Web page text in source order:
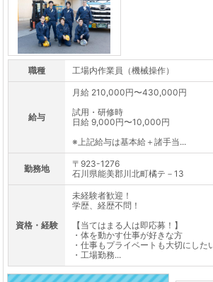
職種 工場内作業員（機械操作）
給与
月給 210,000円〜430,000円
試用・研修時
日給 9,000円〜10,000円
※上記給与は基本給＋諸手当...
勤務地
〒923-1276
石川県能美郡川北町橘テ－13
資格・経験
未経験者歓迎！
学歴、経歴不問！
【当てはまる人は即応募！】
・体を動かす仕事が好きな方
・仕事もプライベートも大切にした
・工場勤務...